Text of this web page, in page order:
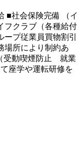
■社会保険完備 （イ
フクラブ（各種給付
プ従業員買物割引
場所により制約あ
受動喫煙防止 就業
座学や運転研修を